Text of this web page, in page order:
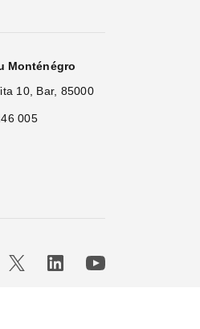
Monténégro
10, Bar, 85000
005